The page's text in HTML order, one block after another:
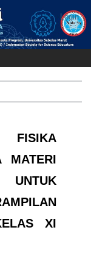
Login
FISIKA
MATERI
XI